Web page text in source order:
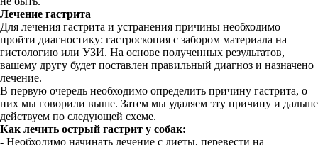
Лечение гастрита
Для лечения гастрита и устранения причины необходимо
пройти диагностику: гастроскопия с забором материала на
гистологию или УЗИ. На основе полученных результатов,
вашему другу будет поставлен правильный диагноз и назначено
лечение.
В первую очередь необходимо определить причину гастрита, о
них мы говорили выше. Затем мы удаляем эту причину и дальше
действуем по следующей схеме.
Как лечить острый гастрит у собак:
- Необходимо начинать лечение с диеты, перевести на